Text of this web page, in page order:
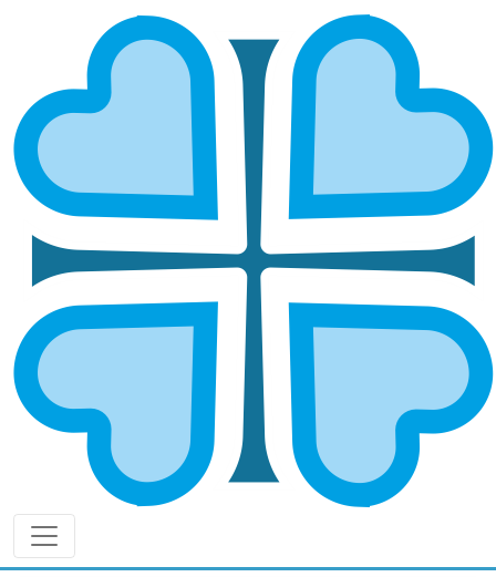
БУЗУЛУКСКАЯ И СОРОЧИНСКАЯ
ГЛАВНАЯ МИТРОПОЛИИ БУЗУЛУКСКАЯ И СОРОЧИНСКАЯ
Епархией управляет епископ Бузулукский и
Сорочинский Алексий.
ОСНОВНЫЕ НАПРАВЛЕНИЯ
РАБОТЫ
Социальное служение
Руководитель: иерей Вадим Агутин
8 (922) 548-85-55
vk.com/buzulukeparh